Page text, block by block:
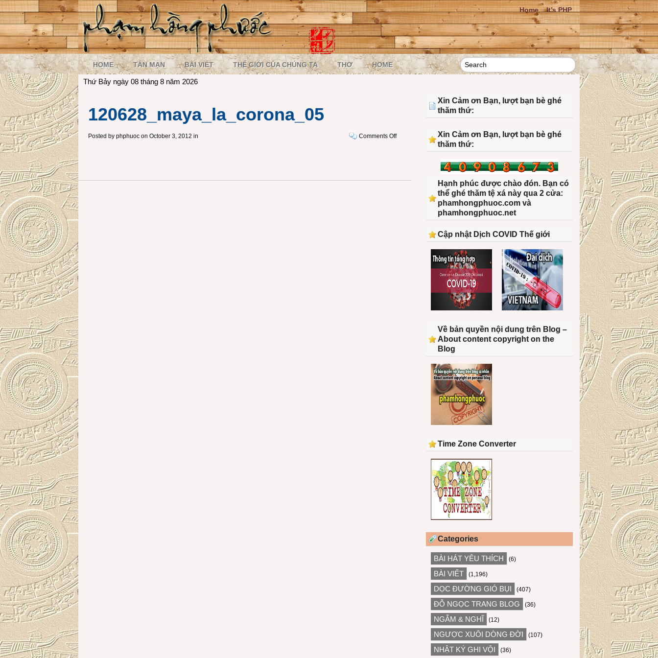
Home It’s PHP
HOME TẢN MẠN BÀI VIẾT THẾ GIỚI CỦA CHÚNG TA THƠ HOME
Thứ Bảy ngày 08 tháng 8 năm 2026
120628_maya_la_corona_05
Posted by phphuoc on October 3, 2012 in Comments Offon
120628_maya_la_corona_05
Xin Cảm ơn Bạn, lượt bạn bè ghé
thăm thứ:
Xin Cảm ơn Bạn, lượt bạn bè ghé
thăm thứ:
Hạnh phúc được chào đón. Bạn có
thể ghé thăm tệ xá này qua 2 cửa:
phamhongphuoc.com và
phamhongphuoc.net
Cập nhật Dịch COVID Thế giới
Về bản quyền nội dung trên Blog –
About content copyright on the
Blog
Time Zone Converter
Categories
BÀI HÁT YÊU THÍCH (6)
BÀI VIẾT (1,196)
DỌC ĐƯỜNG GIÓ BỤI (407)
ĐỖ NGỌC TRANG BLOG (36)
NGẪM & NGHĨ (12)
NGƯỢC XUÔI DÒNG ĐỜI (107)
NHẬT KÝ GHI VỘI (36)